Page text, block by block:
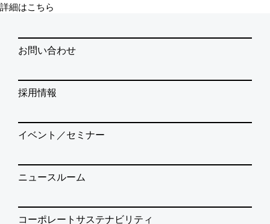
詳細はこちら
お問い合わせ
採用情報
イベント／セミナー
ニュースルーム
コーポレートサステナビリティ